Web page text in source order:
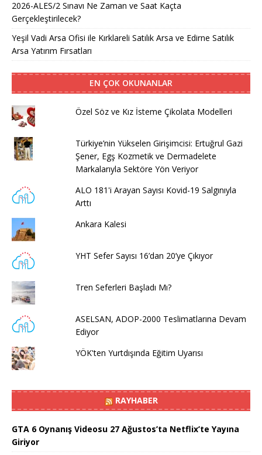
2026-ALES/2 Sınavı Ne Zaman ve Saat Kaçta
Gerçekleştirilecek?
Yeşil Vadi Arsa Ofisi ile Kırklareli Satılık Arsa ve Edirne Satılık
Arsa Yatırım Fırsatları
EN ÇOK OKUNANLAR
Özel Söz ve Kız İsteme Çikolata Modelleri
Türkiye’nin Yükselen Girişimcisi: Ertuğrul Gazi
Şener, Egş Kozmetik ve Dermadelete
Markalarıyla Sektöre Yön Veriyor
ALO 181'i Arayan Sayısı Kovid-19 Salgınıyla
Arttı
Ankara Kalesi
YHT Sefer Sayısı 16’dan 20’ye Çıkıyor
Tren Seferleri Başladı Mı?
ASELSAN, ADOP-2000 Teslimatlarına Devam
Ediyor
YÖK'ten Yurtdışında Eğitim Uyarısı
RAYHABER
GTA 6 Oynanış Videosu 27 Ağustos’ta Netflix’te Yayına
Giriyor